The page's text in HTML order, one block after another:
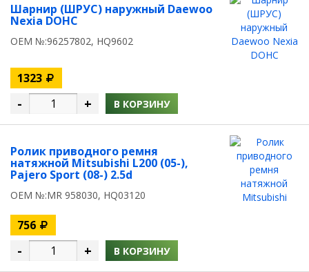
Шарнир (ШРУС) наружный Daewoo
Nexia DOHC
OEM №:96257802, HQ9602
1323
- + В КОРЗИНУ
Ролик приводного ремня
натяжной Mitsubishi L200 (05-),
Pajero Sport (08-) 2.5d
OEM №:MR 958030, HQ03120
756
- + В КОРЗИНУ